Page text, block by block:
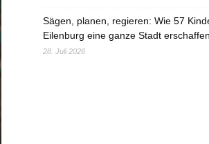
Sägen, planen, regieren: Wie 57
Eilenburg eine ganze Stadt erschaffen
28. Juli 2026